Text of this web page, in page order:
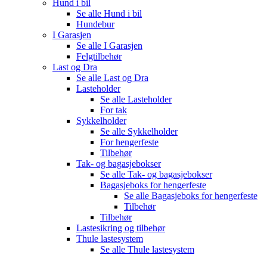
Hund i bil
Se alle Hund i bil
Hundebur
I Garasjen
Se alle I Garasjen
Felgtilbehør
Last og Dra
Se alle Last og Dra
Lasteholder
Se alle Lasteholder
For tak
Sykkelholder
Se alle Sykkelholder
For hengerfeste
Tilbehør
Tak- og bagasjebokser
Se alle Tak- og bagasjebokser
Bagasjeboks for hengerfeste
Se alle Bagasjeboks for hengerfeste
Tilbehør
Tilbehør
Lastesikring og tilbehør
Thule lastesystem
Se alle Thule lastesystem